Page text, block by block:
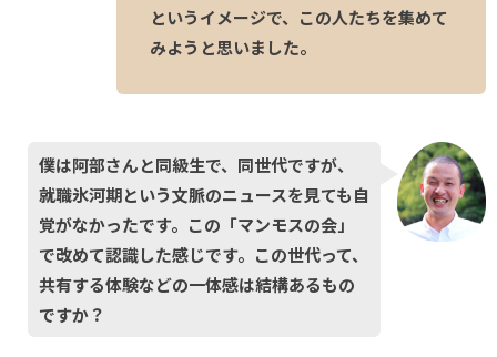
というイメージで、この人たちを集めて
みようと思いました。
僕は阿部さんと同級生で、同世代ですが、
就職氷河期という文脈のニュースを見ても自
覚がなかったです。この「マンモスの会」
で改めて認識した感じです。この世代って、
共有する体験などの一体感は結構あるもの
ですか？